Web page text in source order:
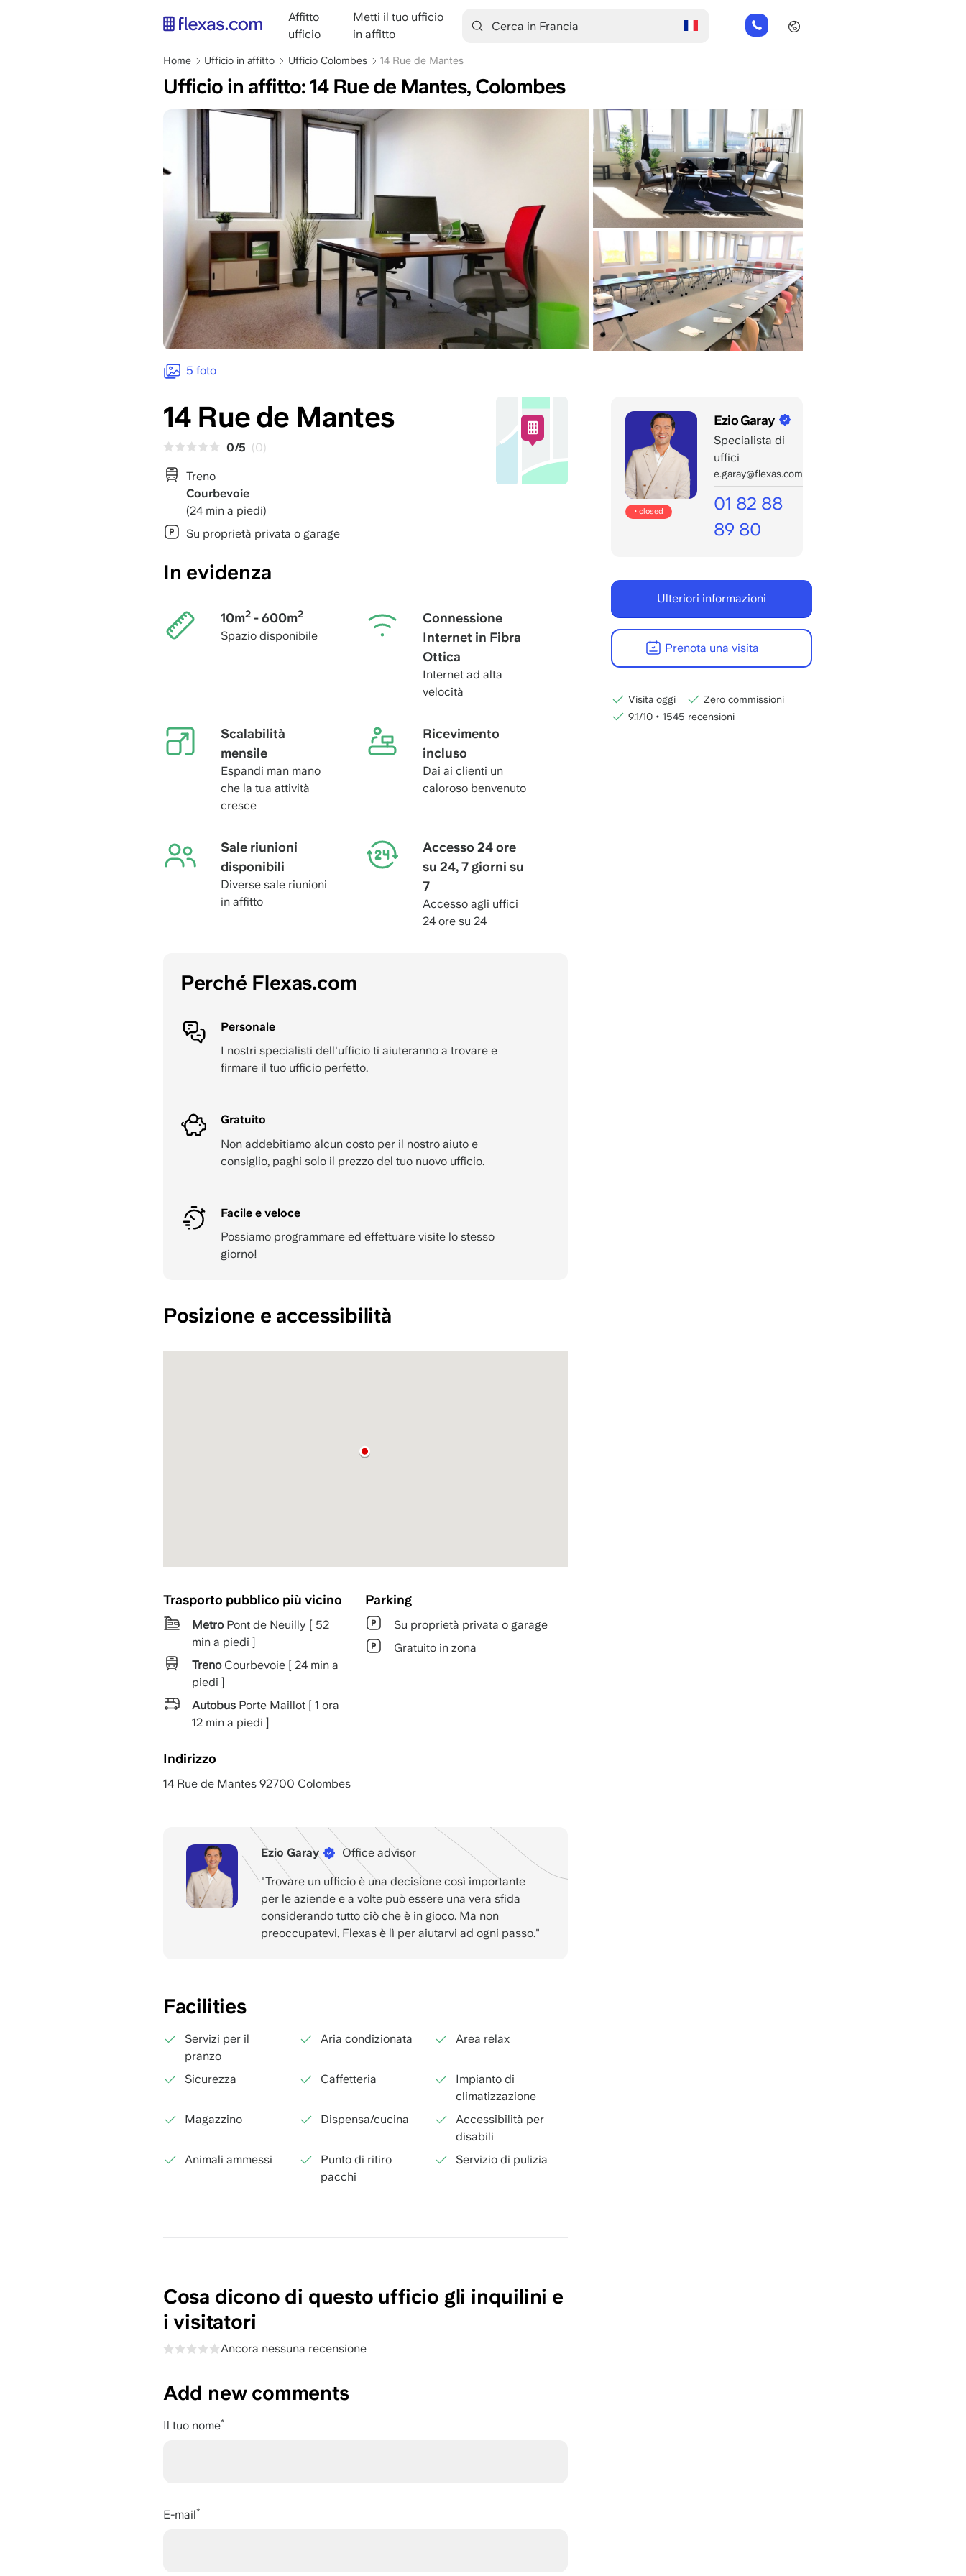
main
navigation
Affitto
ufficio
Metti il tuo ufficio
in affitto
01
82
Briciole
di
pane
Home Ufficio in affitto Ufficio Colombes 14 Rue de Mantes
Ufficio in affitto: 14 Rue de Mantes, Colombes
5 foto
14 Rue de Mantes
0/5 (0)
Treno
Courbevoie
(24 min a piedi)
Su proprietà privata o garage
In evidenza
10m2- 600m2
Spazio disponibile
Connessione
Internet in Fibra
Ottica
Internet ad alta
velocità
Scalabilità
mensile
Espandi man mano
che la tua attività
cresce
Ricevimento
incluso
Dai ai clienti un
caloroso benvenuto
Sale riunioni
disponibili
Diverse sale riunioni
in affitto
Accesso 24 ore
su 24, 7 giorni su
7
Accesso agli uffici
24 ore su 24
Perché Flexas.com
Personale
I nostri specialisti dell'ufficio ti aiuteranno a trovare e
firmare il tuo ufficio perfetto.
Gratuito
Non addebitiamo alcun costo per il nostro aiuto e
consiglio, paghi solo il prezzo del tuo nuovo ufficio.
Facile e veloce
Possiamo programmare ed effettuare visite lo stesso
giorno!
Posizione e accessibilità
Trasporto pubblico più vicino
MetroPont de Neuilly [ 52
min a piedi ]
TrenoCourbevoie [ 24 min a
piedi ]
AutobusPorte Maillot [ 1 ora
12 min a piedi ]
Parking
Su proprietà privata o garage
Gratuito in zona
Indirizzo
14 Rue de Mantes 92700 Colombes
Ezio Garay Office advisor
"Trovare un ufficio è una decisione così importante
per le aziende e a volte può essere una vera sfida
considerando tutto ciò che è in gioco. Ma non
preoccupatevi, Flexas è lì per aiutarvi ad ogni passo."
Facilities
Servizi per il
pranzo
Aria condizionata Area relax
Sicurezza Caffetteria
Impianto di
climatizzazione
Magazzino
Dispensa/cucina
Accessibilità per
disabili
Animali ammessi
Punto di ritiro
pacchi
Servizio di pulizia
Cosa dicono di questo ufficio gli inquilini e
i visitatori
Ancora nessuna recensione
Add new comments
Il tuo nome
E-mail
• closed
Ezio Garay
Specialista di
uffici
e.garay@flexas.com
01 82 88
89 80
telefonate
Lun/Ven
-
22:00
Ulteriori informazioni
Prenota una visita
Visita oggi
Zero commissioni
9.1/10 • 1545 recensioni